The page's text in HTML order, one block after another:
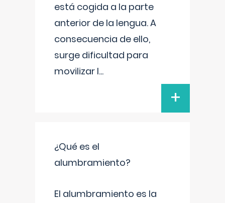
está cogida a la parte
anterior de la lengua. A
consecuencia de ello,
surge dificultad para
movilizar l...
+
¿Qué es el
alumbramiento?
El alumbramiento es la